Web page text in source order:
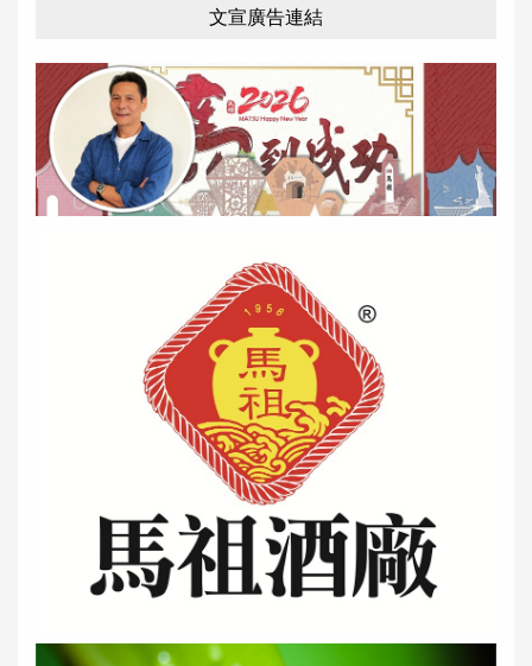
文宣廣告連結